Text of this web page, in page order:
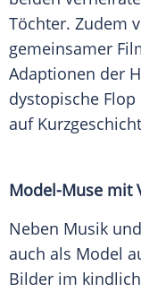
Töchter. Zudem
gemeinsamer
Adaptionen der
dystopische
auf
Model-Muse mit
Neben Musik
auch als Model
Bilder im